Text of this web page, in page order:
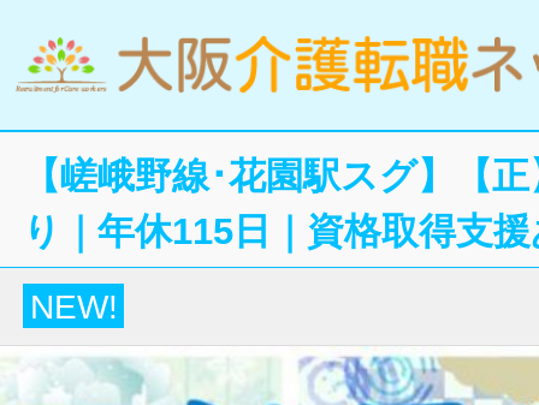
【嵯峨野線･花園駅スグ】【
り｜年休115日｜資格取得支
NEW!